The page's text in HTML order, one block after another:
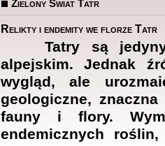
Zielony Świat Tatr
Relikty i endemity we florze Tatr
Tatry są
alpejskim. Jednak
wygląd, ale
geologiczne,
fauny i flory.
endemicznych